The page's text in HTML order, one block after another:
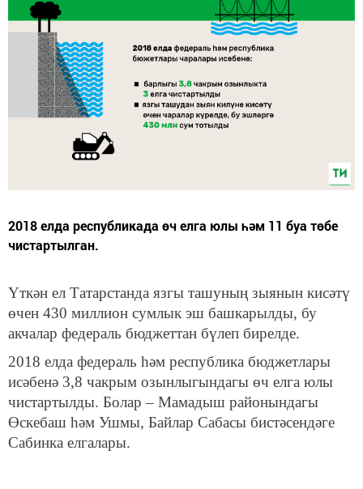
2018 елда республикада өч елга юлы һәм 11 буа төбе
чистартылган.
Үткән ел Татарстанда язгы ташуның зыянын кисәтү
өчен 430 миллион сумлык эш башкарылды, бу
акчалар федераль бюджеттан бүлеп бирелде.
2018 елда федераль һәм республика бюджетлары
исәбенә 3,8 чакрым озынлыгындагы өч елга юлы
чистартылды. Болар – Мамадыш районындагы
Өскебаш һәм Ушмы, Байлар Сабасы бистәсендәге
Сабинка елгалары.